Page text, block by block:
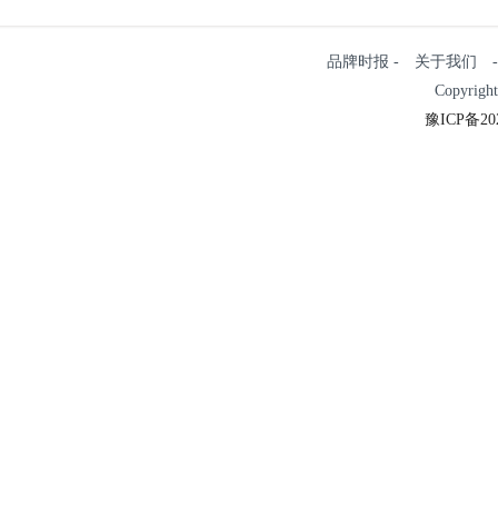
品牌时报 - 关于我们
豫ICP备